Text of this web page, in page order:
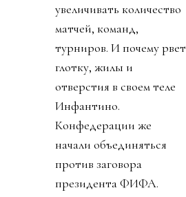
увеличивать количество
матчей, команд,
турниров. И почему рвет
глотку, жилы и
отверстия в своем теле
Инфантино.
Конфедерации же
начали объединяться
против заговора
президента ФИФА.